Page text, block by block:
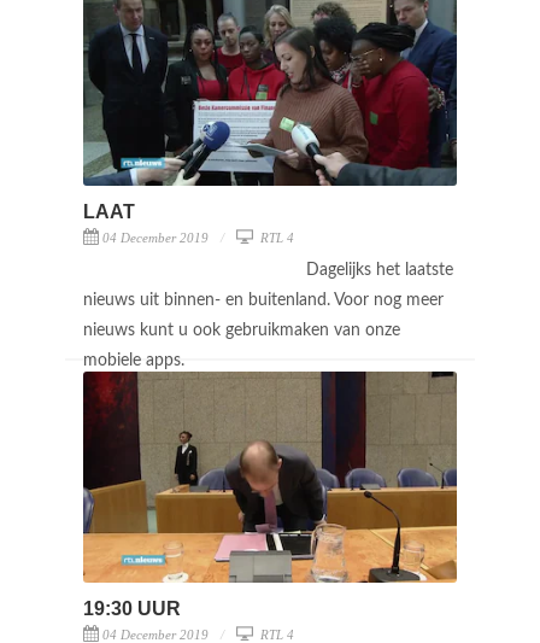
LAAT
04 December 2019 RTL 4
Dagelijks het laatste
nieuws uit binnen- en buitenland. Voor nog meer
nieuws kunt u ook gebruikmaken van onze
mobiele apps.
19:30 UUR
04 December 2019 RTL 4